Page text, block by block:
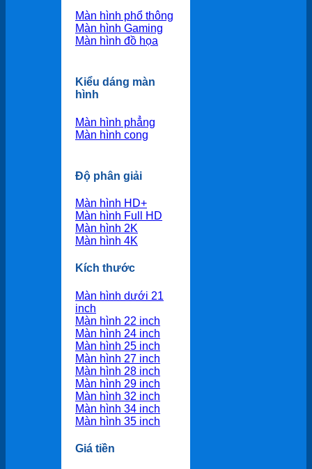
Màn hình phổ thông
Màn hình Gaming
Màn hình đồ họa
Kiểu dáng màn
hình
Màn hình phẳng
Màn hình cong
Độ phân giải
Màn hình HD+
Màn hình Full HD
Màn hình 2K
Màn hình 4K
Kích thước
Màn hình dưới 21
inch
Màn hình 22 inch
Màn hình 24 inch
Màn hình 25 inch
Màn hình 27 inch
Màn hình 28 inch
Màn hình 29 inch
Màn hình 32 inch
Màn hình 34 inch
Màn hình 35 inch
Giá tiền